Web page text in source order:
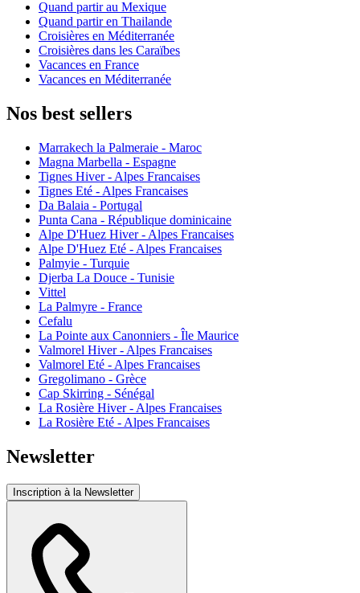
Quand partir au Mexique
Quand partir en Thailande
Croisières en Méditerranée
Croisières dans les Caraïbes
Vacances en France
Vacances en Méditerranée
Nos best sellers
Marrakech la Palmeraie - Maroc
Magna Marbella - Espagne
Tignes Hiver - Alpes Francaises
Tignes Eté - Alpes Francaises
Da Balaia - Portugal
Punta Cana - République dominicaine
Alpe D'Huez Hiver - Alpes Francaises
Alpe D'Huez Eté - Alpes Francaises
Palmyie - Turquie
Djerba La Douce - Tunisie
Vittel
La Palmyre - France
Cefalu
La Pointe aux Canonniers - Île Maurice
Valmorel Hiver - Alpes Francaises
Valmorel Eté - Alpes Francaises
Gregolimano - Grèce
Cap Skirring - Sénégal
La Rosière Hiver - Alpes Francaises
La Rosière Eté - Alpes Francaises
Newsletter
Inscription à la Newsletter